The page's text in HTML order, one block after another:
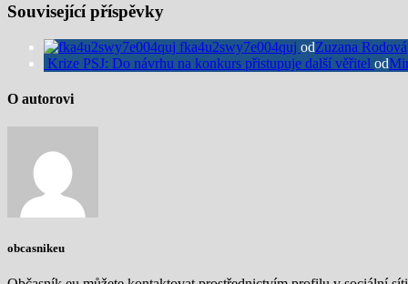
Související příspěvky
fka4u2swy7e004quj odZuzana Rodová
Krize PSJ: Do návrhu na konkurs přistupuje další věřitel od
O autorovi
obcasnikeu